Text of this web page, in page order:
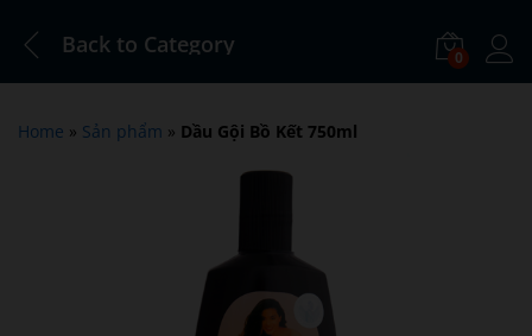
Back to Category 0
Home » Sản phẩm » Dầu Gội Bồ Kết 750ml